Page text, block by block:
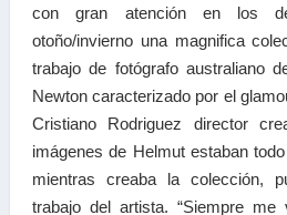
con gran atención en los
otoño/invierno una magnifica
trabajo de fotógrafo australiano
Newton caracterizado por el
Cristiano Rodriguez director
imágenes de Helmut estaban
mientras creaba la colección,
trabajo del artista. “Siempre